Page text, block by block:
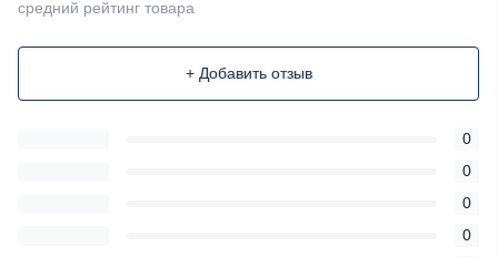
средний рейтинг товара
+ Добавить отзыв
0
0
0
0